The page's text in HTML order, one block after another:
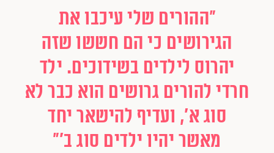
"ההורים שלי עיכבו את
הגירושים כי הם חששו שזה
יהרוס לילדים בשידוכים. ילד
חרדי להורים גרושים הוא כבר לא
סוג א', ועדיף להישאר יחד
מאשר יהיו ילדים סוג ב'"